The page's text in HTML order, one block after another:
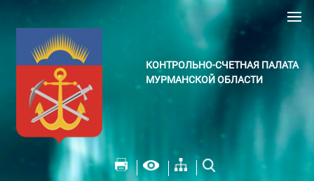
КОНТРОЛЬНО-СЧЕТНАЯ ПАЛАТА
МУРМАНСКОЙ ОБЛАСТИ